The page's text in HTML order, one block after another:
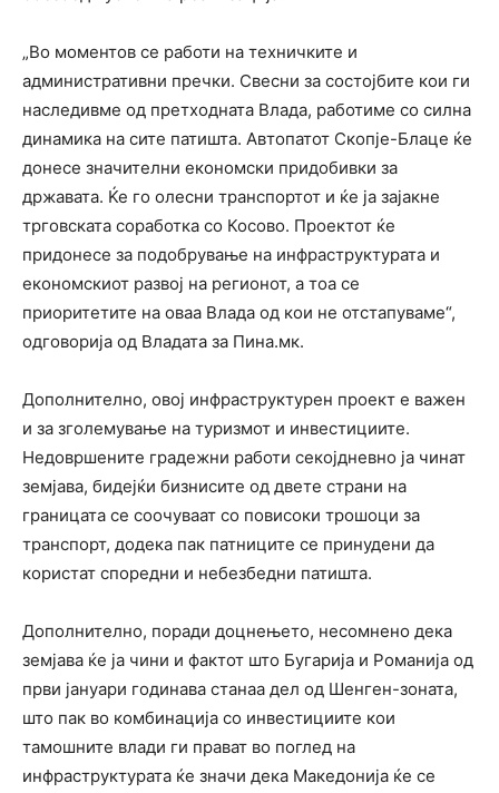
„Во моментов се работи на техничките и
административни пречки. Свесни за состојбите кои ги
наследивме од претходната Влада, работиме со силна
динамика на сите патишта. Автопатот Скопје-Блаце ќе
донесе значителни економски придобивки за
државата. Ќе го олесни транспортот и ќе ја зајакне
трговската соработка со Косово. Проектот ќе
придонесе за подобрување на инфраструктурата и
економскиот развој на регионот, а тоа се
приоритетите на оваа Влада од кои не отстапуваме“,
одговорија од Владата за Пина.мк.
Дополнително, овој инфраструктурен проект е важен
и за зголемување на туризмот и инвестициите.
Недовршените градежни работи секојдневно ја чинат
земјава, бидејќи бизнисите од двете страни на
границата се соочуваат со повисоки трошоци за
транспорт, додека пак патниците се принудени да
користат споредни и небезбедни патишта.
Дополнително, поради доцнењето, несомнено дека
земјава ќе ја чини и фактот што Бугарија и Романија од
први јануари годинава станаа дел од Шенген-зоната,
што пак во комбинација со инвестициите кои
тамошните влади ги прават во поглед на
инфраструктурата ќе значи дека Македонија ќе се